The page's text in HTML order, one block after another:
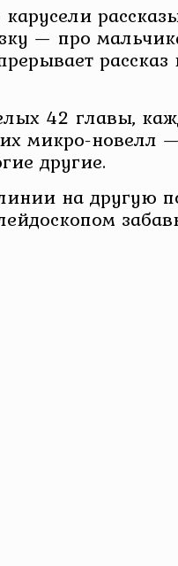
— про
рассказ
42 главы,
микро-новелл
другие.
на другую